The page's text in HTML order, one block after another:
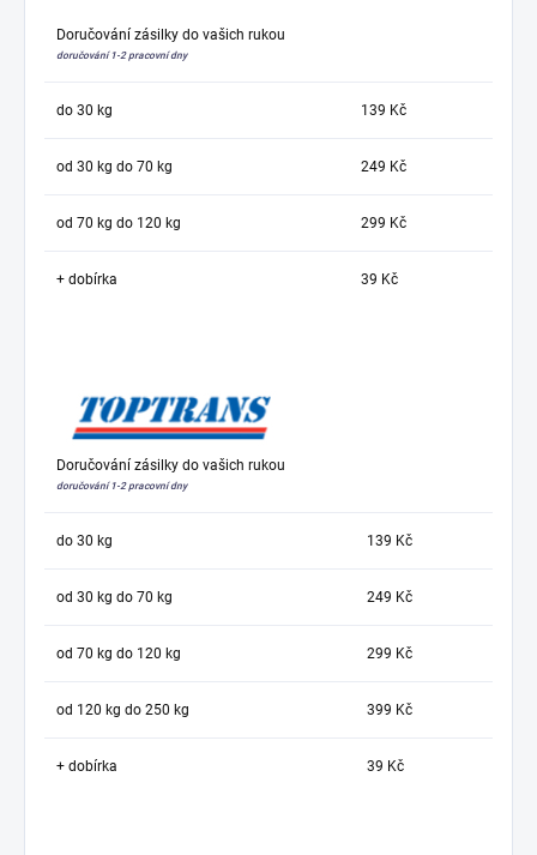
Doručování zásilky do vašich rukou
doručování 1-2 pracovní dny
do 30 kg 139 Kč
od 30 kg do 70 kg 249 Kč
od 70 kg do 120 kg 299 Kč
+ dobírka 39 Kč
Doručování zásilky do vašich rukou
doručování 1-2 pracovní dny
do 30 kg 139 Kč
od 30 kg do 70 kg 249 Kč
od 70 kg do 120 kg 299 Kč
od 120 kg do 250 kg 399 Kč
+ dobírka 39 Kč